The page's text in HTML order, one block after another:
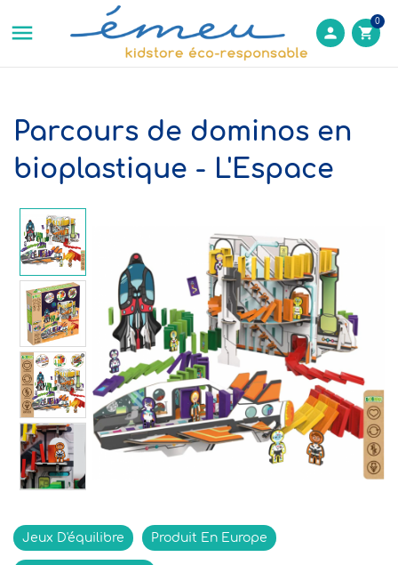
 person shopping_cart
0
Parcours de dominos en
bioplastique - L'Espace
Jeux D'équilibre Produit En Europe